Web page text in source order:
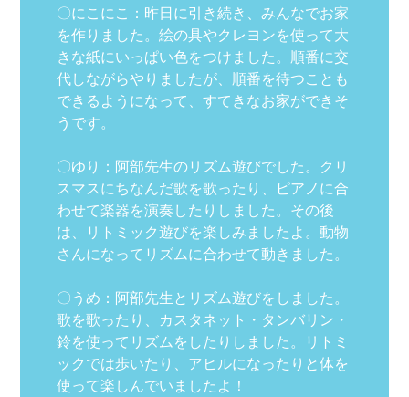
〇にこにこ：昨日に引き続き、みんなでお家
を作りました。絵の具やクレヨンを使って大
きな紙にいっぱい色をつけました。順番に交
代しながらやりましたが、順番を待つことも
できるようになって、すてきなお家ができそ
うです。
〇ゆり：阿部先生のリズム遊びでした。クリ
スマスにちなんだ歌を歌ったり、ピアノに合
わせて楽器を演奏したりしました。その後
は、リトミック遊びを楽しみましたよ。動物
さんになってリズムに合わせて動きました。
〇うめ：阿部先生とリズム遊びをしました。
歌を歌ったり、カスタネット・タンバリン・
鈴を使ってリズムをしたりしました。リトミ
ックでは歩いたり、アヒルになったりと体を
使って楽しんでいましたよ！